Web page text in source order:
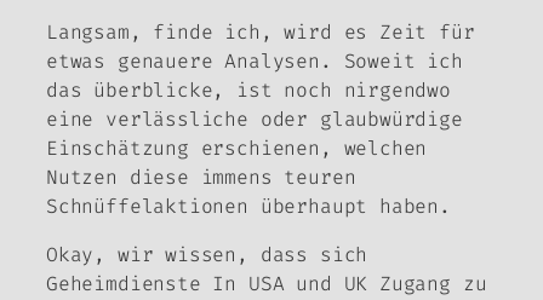
Langsam, finde ich, wird es Zeit für
etwas genauere Analysen. Soweit ich
das überblicke, ist noch nirgendwo
eine verlässliche oder glaubwürdige
Einschätzung erschienen, welchen
Nutzen diese immens teuren
Schnüffelaktionen überhaupt haben.
Okay, wir wissen, dass sich
Geheimdienste In USA und UK Zugang zu